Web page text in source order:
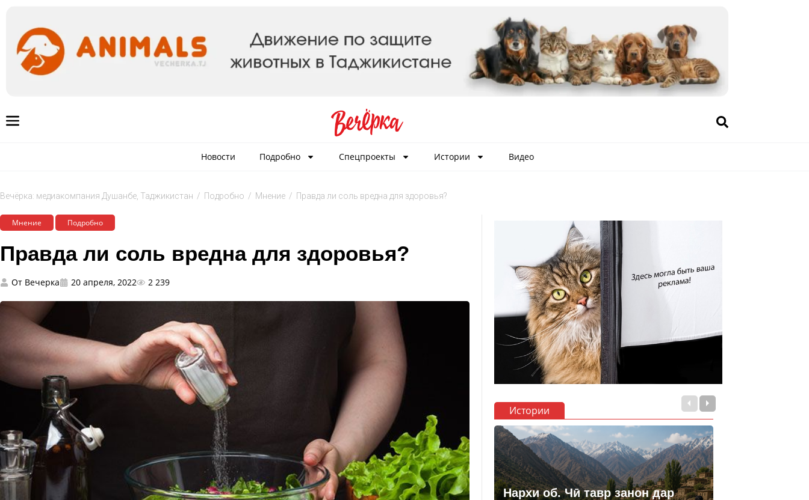
Новости Подробно Спецпроекты Истории Видео
Вечёрка: медиакомпания Душанбе, Таджикистан / Подробно / Мнение / Правда ли соль вредна для здоровья?
Мнение Подробно
Правда ли соль вредна для здоровья?
От Вечерка 20 апреля, 2022 2 239
Истории
Нархи об. Чӣ тавр занон дар